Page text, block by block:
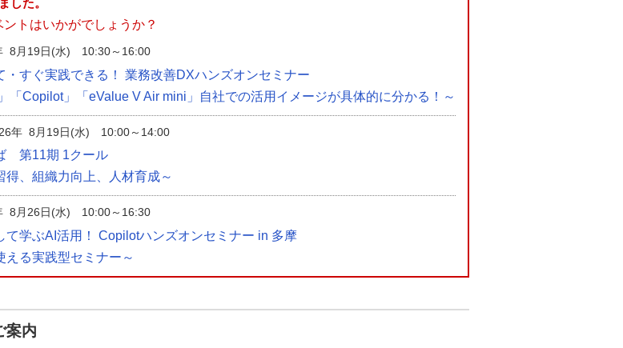
した。
ントはいかがでしょうか？
8月19日(水) 10:30～16:00
・すぐ実践できる！ 業務改善DXハンズオンセミナー
「Copilot」「eValue V Air mini」自社での活用イメージが具体的に分かる！～
年 8月19日(水) 10:00～14:00
第11期 1クール
得、組織力向上、人材育成～
8月26日(水) 10:00～16:30
て学ぶAI活用！ Copilotハンズオンセミナー in 多摩
える実践型セミナー～
案内